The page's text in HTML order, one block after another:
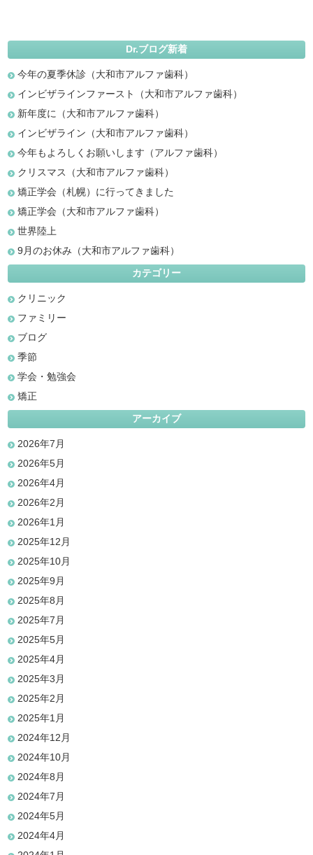
Dr.ブログ新着
今年の夏季休診（大和市アルファ歯科）
インビザラインファースト（大和市アルファ歯科）
新年度に（大和市アルファ歯科）
インビザライン（大和市アルファ歯科）
今年もよろしくお願いします（アルファ歯科）
クリスマス（大和市アルファ歯科）
矯正学会（札幌）に行ってきました
矯正学会（大和市アルファ歯科）
世界陸上
9月のお休み（大和市アルファ歯科）
カテゴリー
クリニック
ファミリー
ブログ
季節
学会・勉強会
矯正
アーカイブ
2026年7月
2026年5月
2026年4月
2026年2月
2026年1月
2025年12月
2025年10月
2025年9月
2025年8月
2025年7月
2025年5月
2025年4月
2025年3月
2025年2月
2025年1月
2024年12月
2024年10月
2024年8月
2024年7月
2024年5月
2024年4月